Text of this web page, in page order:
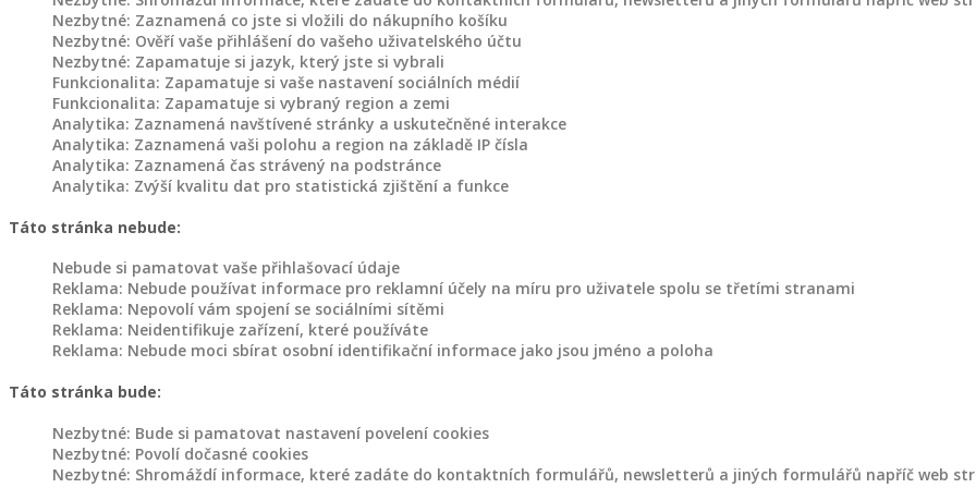
jiné
Dřevěný
nábytek
Police
ze
dřeva
stojany
na
květiny
Jiný
dřevěný
Dřevěné
Nezbytné: Zaznamená co jste si vložili do nákupního košíku
Nezbytné: Ověří vaše přihlášení do vašeho uživatelského účtu
Nezbytné: Zapamatuje si jazyk, který jste si vybrali
Funkcionalita: Zapamatuje si vaše nastavení sociálních médií
Funkcionalita: Zapamatuje si vybraný region a zemi
Analytika: Zaznamená navštívené stránky a uskutečněné interakce
Analytika: Zaznamená vaši polohu a region na základě IP čísla
Analytika: Zaznamená čas strávený na podstránce
Analytika: Zvýší kvalitu dat pro statistická zjištění a funkce
Táto stránka nebude:
Nebude si pamatovat vaše přihlašovací údaje
Reklama: Nebude používat informace pro reklamní účely na míru pro uživatele spolu se třetími stranami
Reklama: Nepovolí vám spojení se sociálními sítěmi
Reklama: Neidentifikuje zařízení, které používáte
Reklama: Nebude moci sbírat osobní identifikační informace jako jsou jméno a poloha
Táto stránka bude:
Nezbytné: Bude si pamatovat nastavení povelení cookies
Nezbytné: Povolí dočasné cookies
Nezbytné: Shromáždí informace, které zadáte do kontaktních formulářů, newsletterů a jiných formulářů napříč web